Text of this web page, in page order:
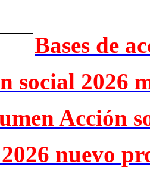
Bases de
social 2026
Acción
nuevo